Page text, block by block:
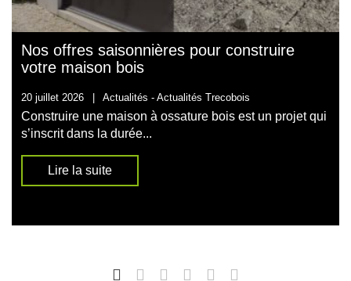
Nos offres saisonnières pour construire
votre maison bois
20 juillet 2026 | Actualités - Actualités Trecobois
Construire une maison à ossature bois est un projet qui
s’inscrit dans la durée...
Lire la suite